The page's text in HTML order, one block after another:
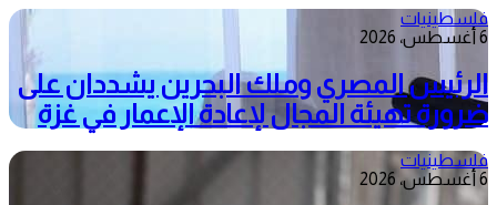
فلسطينيات
6 أغسطس، 2026
الرئيس المصري وملك البحرين يشددان على
ضرورة تهيئة المجال لإعادة الإعمار في غزة
فلسطينيات
6 أغسطس، 2026